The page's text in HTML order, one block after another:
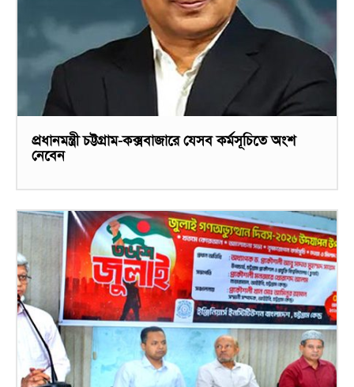
প্রধানমন্ত্রী চট্টগ্রাম-কক্সবাজারে যেসব কর্মসূচিতে অংশ
নেবেন